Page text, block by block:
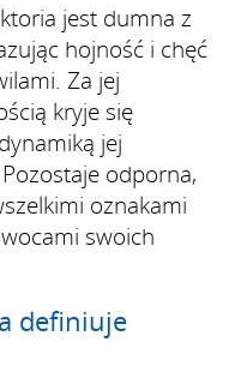
jest dumna z
hojność i chęć
Za jej
kryje się
jej
odporna,
oznakami
swoich
definiuje